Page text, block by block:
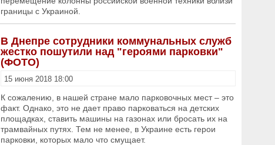
границы с Украиной.
В Днепре сотрудники коммунальных служб
жестко пошутили над "героями парковки"
(ФОТО)
15 июня 2018 18:00
К сожалению, в нашей стране мало парковочных мест – это
факт. Однако, это не дает право парковаться на детских
площадках, ставить машины на газонах или бросать их на
трамвайных путях. Тем не менее, в Украине есть герои
парковки, которых мало что смущает.